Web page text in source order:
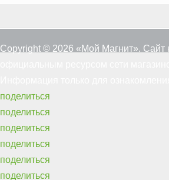
Copyright © 2026 «Мой Магнит». Сайт
поделиться
поделиться
поделиться
поделиться
поделиться
поделиться